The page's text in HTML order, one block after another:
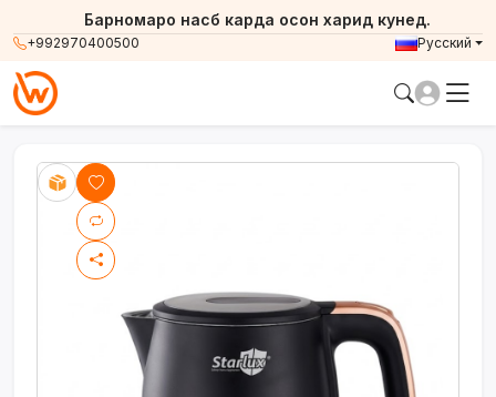
+992970400500
Барномаро насб карда осон харид кунед.
Русский